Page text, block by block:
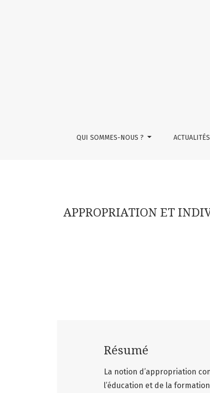
QUI SOMMES-NOUS ? ACTUALITÉS
APPROPRIATION ET
Résumé
La notion d’appropriation
l’éducation et de la